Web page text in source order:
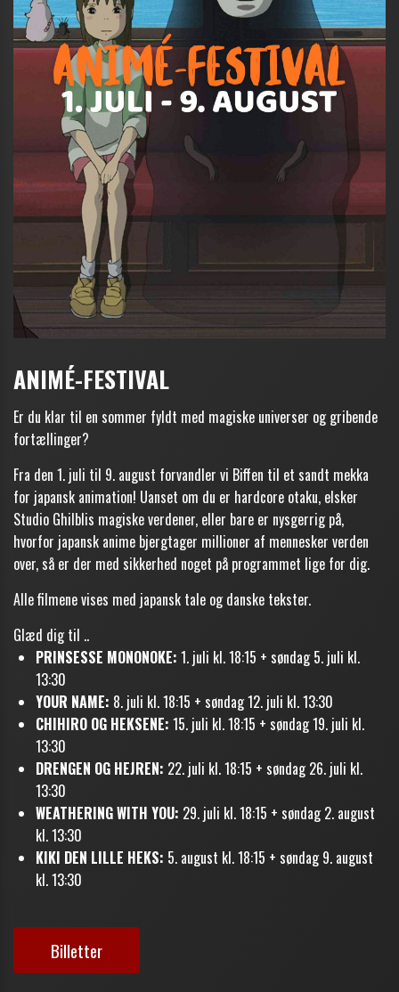
ANIMÉ-FESTIVAL
Er du klar til en sommer fyldt med magiske universer og gribende
fortællinger?
Fra den 1. juli til 9. august forvandler vi Biffen til et sandt mekka
for japansk animation! Uanset om du er hardcore otaku, elsker
Studio Ghilblis magiske verdener, eller bare er nysgerrig på,
hvorfor japansk anime bjergtager millioner af mennesker verden
over, så er der med sikkerhed noget på programmet lige for dig.
Alle filmene vises med japansk tale og danske tekster.
Glæd dig til ..
PRINSESSE MONONOKE: 1. juli kl. 18:15 + søndag 5. juli kl.
13:30
YOUR NAME: 8. juli kl. 18:15 + søndag 12. juli kl. 13:30
CHIHIRO OG HEKSENE: 15. juli kl. 18:15 + søndag 19. juli kl.
13:30
DRENGEN OG HEJREN: 22. juli kl. 18:15 + søndag 26. juli kl.
13:30
WEATHERING WITH YOU: 29. juli kl. 18:15 + søndag 2. august
kl. 13:30
KIKI DEN LILLE HEKS: 5. august kl. 18:15 + søndag 9. august
kl. 13:30
Billetter